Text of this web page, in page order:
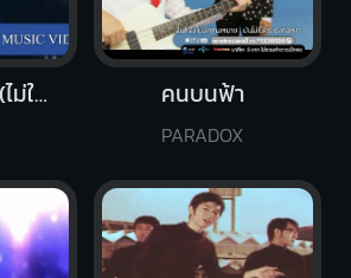
เพียงชายคนนี้ (ไม่ใช่ผู้วิเศษ) คนบนฟ้า
PARADOX